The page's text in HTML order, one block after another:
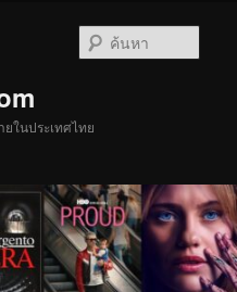
ในประเทศไทย